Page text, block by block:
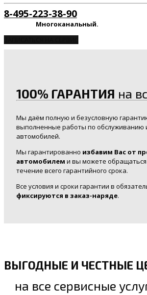
8-495-223-38-90
Многоканальный.
100% ГАРАНТИЯ на
Мы даём полную и безусловную
выполненные работы по обслуживанию
автомобилей.
Мы гарантированно избавим Вас от
автомобилем и вы можете
течение всего гарантийного срока.
Все условия и сроки гарантии в
фиксируются в заказ-наряде.
ВЫГОДНЫЕ И ЧЕСТНЫЕ
на все сервисные